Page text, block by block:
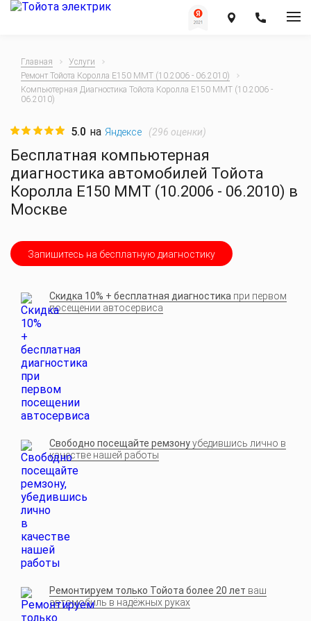
Главная
Услуги
Ремонт Тойота Королла E150 MMT (10.2006 - 06.2010)
Компьютерная Диагностика Тойота Королла E150 MMT (10.2006 -
06.2010)
Бесплатная компьютерная
диагностика автомобилей Тойота
Королла E150 MMT (10.2006 - 06.2010) в
Москве
5.0 на Яндексе (296 оценки)
Запишитесь на бесплатную диагностику
Скидка 10% + бесплатная диагностика при первом
посещении автосервиса
Свободно посещайте ремзонуубедившись лично в
качестве нашей работы
Ремонтируем только Тойота более 20 лет ваш
автомобиль в надёжных руках